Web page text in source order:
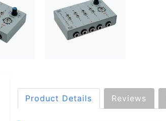
Product Details Reviews